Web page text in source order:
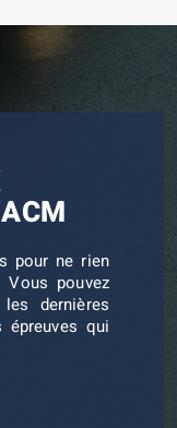
pour ne rien
Vous pouvez
dernières
qui